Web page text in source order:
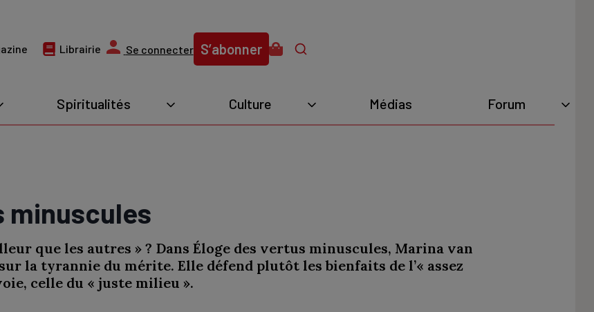
Librairie Se connecter S’abonner
Spiritualités Culture Médias Forum
minuscules
que les autres » ? Dans Éloge des vertus minuscules, Marina van
la tyrannie du mérite. Elle défend plutôt les bienfaits de l’« assez
celle du « juste milieu ».